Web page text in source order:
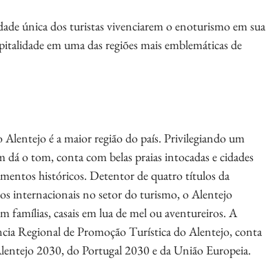
única dos turistas vivenciarem o enoturismo em sua
em uma das regiões mais emblemáticas de
é a maior região do país. Privilegiando um
o tom, conta com belas praias intocadas e cidades
históricos. Detentor de quatro títulos da
internacionais no setor do turismo, o Alentejo
famílias, casais em lua de mel ou aventureiros. A
Regional de Promoção Turística do Alentejo, conta
2030, do Portugal 2030 e da União Europeia.